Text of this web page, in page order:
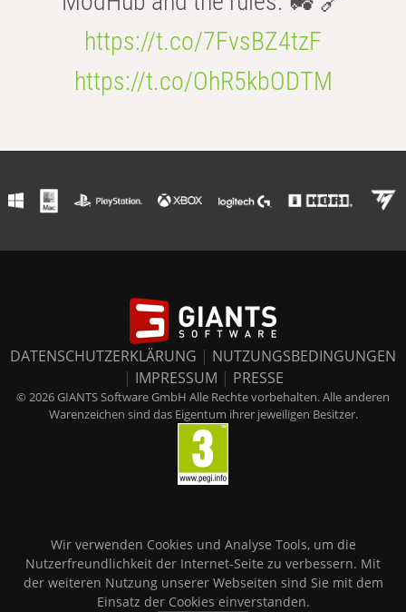
https://t.co/7FvsBZ4tzF
https://t.co/OhR5kbODTM
DATENSCHUTZERKLÄRUNG | NUTZUNGSBEDINGUNGEN
| IMPRESSUM | PRESSE
© 2026 GIANTS Software GmbH Alle Rechte vorbehalten. Alle anderen
Warenzeichen sind das Eigentum ihrer jeweiligen Besitzer.
Wir verwenden Cookies und Analyse Tools, um die
Nutzerfreundlichkeit der Internet-Seite zu verbessern. Mit
der weiteren Nutzung unserer Webseiten sind Sie mit dem
Einsatz der Cookies einverstanden.